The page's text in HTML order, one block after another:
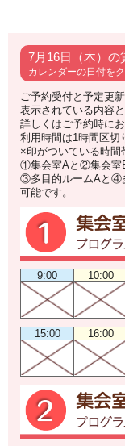
7月16日（木）の
カレンダーの日付を
ご予約受付と予定更
表示されている内容
詳しくはご予約時に
利用時間は1時間区切
×印がついている時間
①集会室Aと②集会室B
③多目的ルームAと④
可能です。
9:00 10:00
15:00 16:00